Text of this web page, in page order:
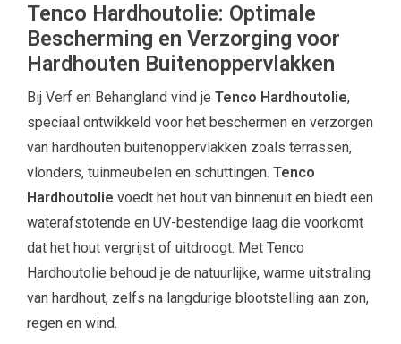
Tenco Hardhoutolie: Optimale
Bescherming en Verzorging voor
Hardhouten Buitenoppervlakken
Bij Verf en Behangland vind je Tenco Hardhoutolie,
speciaal ontwikkeld voor het beschermen en verzorgen
van hardhouten buitenoppervlakken zoals terrassen,
vlonders, tuinmeubelen en schuttingen. Tenco
Hardhoutolie voedt het hout van binnenuit en biedt een
waterafstotende en UV-bestendige laag die voorkomt
dat het hout vergrijst of uitdroogt. Met Tenco
Hardhoutolie behoud je de natuurlijke, warme uitstraling
van hardhout, zelfs na langdurige blootstelling aan zon,
regen en wind.